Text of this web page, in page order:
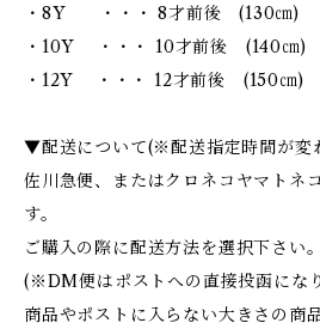
・8Y ・・・ 8才前後 (130㎝)
・10Y ・・・ 10才前後 (140㎝)
・12Y ・・・ 12才前後 (150㎝)
▼配送について(※配送指定時間が変
佐川急便、またはクロネコヤマトネ
す。
ご購入の際に配送方法を選択下さい。
(※DM便はポストへの直接投函にな
商品やポストに入らない大きさの商